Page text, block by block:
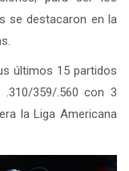
se destacaron en la
últimos 15 partidos
359/.560 con 3
la Liga Americana